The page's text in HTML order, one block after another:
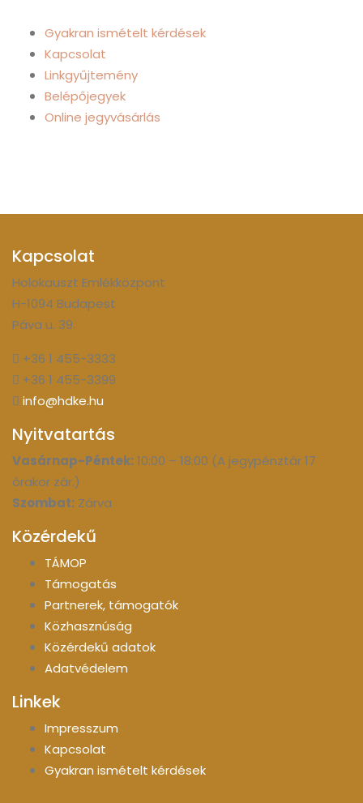
Gyakran ismételt kérdések
Kapcsolat
Linkgyűjtemény
Belépőjegyek
Online jegyvásárlás
Kapcsolat
Holokauszt Emlékközpont
H-1094 Budapest
Páva u. 39.
+36 1 455-3333
+36 1 455-3399
info@hdke.hu
Nyitvatartás
Vasárnap-Péntek:10:00 – 18:00 (A jegypénztár 17
órakor zár.)
Szombat: Zárva
Közérdekű
TÁMOP
Támogatás
Partnerek, támogatók
Közhasznúság
Közérdekű adatok
Adatvédelem
Linkek
Impresszum
Kapcsolat
Gyakran ismételt kérdések